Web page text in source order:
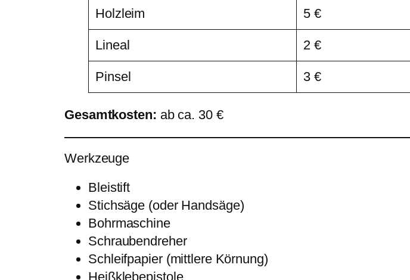
Holzleim 5 €
Lineal 2 €
Pinsel 3 €
Gesamtkosten: ab ca. 30 €
Werkzeuge
Bleistift
Stichsäge (oder Handsäge)
Bohrmaschine
Schraubendreher
Schleifpapier (mittlere Körnung)
Heißklebepistole